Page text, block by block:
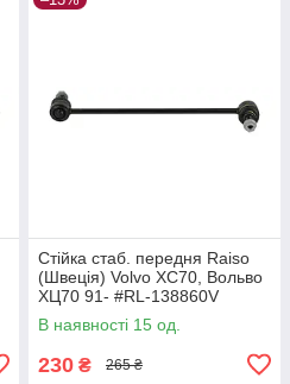
Стійка стаб. передня Raiso
(Швеція) Volvo XC70, Вольво
ХЦ70 91- #RL-138860V
UAPVVRP17
В наявності 15 од.
230 ₴ 265 ₴